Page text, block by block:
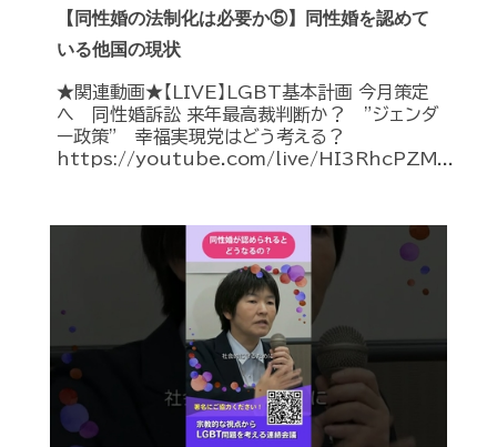
【同性婚の法制化は必要か⑤】同性婚を認めて
いる他国の現状
★関連動画★【LIVE】LGBT基本計画 今月策定
へ 同性婚訴訟 来年最高裁判断か？ ”ジェンダ
ー政策” 幸福実現党はどう考える？
https://youtube.com/live/HI3RhcPZM...